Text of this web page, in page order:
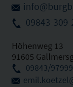
09843-309-
Höhenweg 13
91605
09843/97999